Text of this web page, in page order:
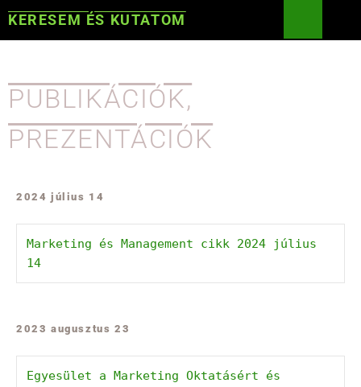
KERESEM ÉS KUTATOM
PUBLIKÁCIÓK,
PREZENTÁCIÓK
2024 július 14
Marketing és Management cikk 2024 július
14
2023 augusztus 23
Egyesület a Marketing Oktatásért és